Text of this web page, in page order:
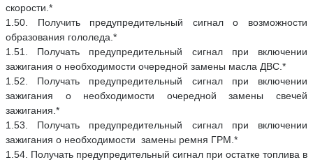
скорости.*
1.50. Получить предупредительный сигнал о возможности
образования гололеда.*
1.51. Получать предупредительный сигнал при включении
зажигания о необходимости очередной замены масла ДВС.*
1.52. Получать предупредительный сигнал при включении
зажигания о необходимости очередной замены свечей
зажигания.*
1.53. Получать предупредительный сигнал при включении
зажигания о необходимости замены ремня ГРМ.*
1.54. Получать предупредительный сигнал при остатке топлива в